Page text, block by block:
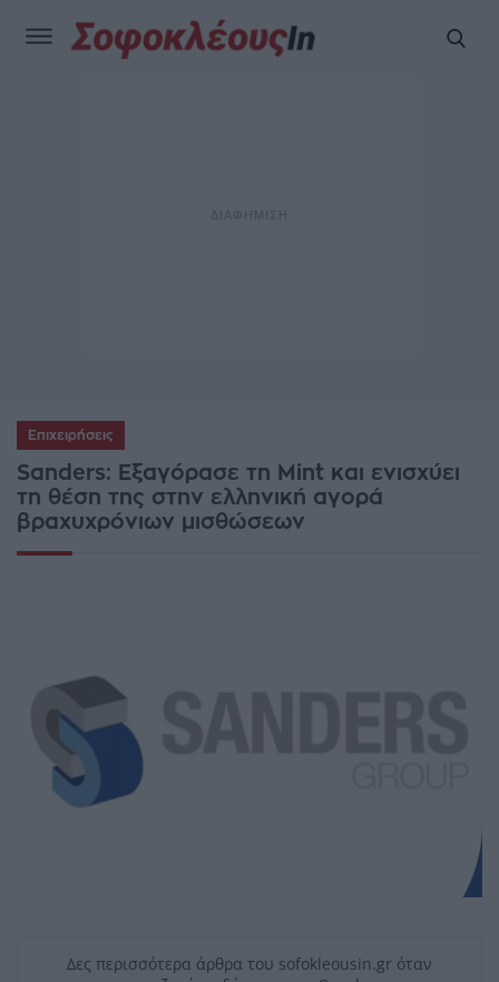
Επιχειρήσεις
Sanders: Εξαγόρασε τη Mint και ενισχύει
τη θέση της στην ελληνική αγορά
βραχυχρόνιων μισθώσεων
Δες περισσότερα άρθρα του sofokleousin.gr όταν